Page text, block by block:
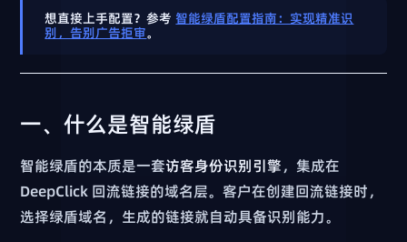
想直接上手配置？参考智能绿盾配置指南：实现精准识
别，告别广告拒审。
一、什么是智能绿盾
智能绿盾的本质是一套访客身份识别引擎，集成在
DeepClick 回流链接的域名层。客户在创建回流链接时，
选择绿盾域名，生成的链接就自动具备识别能力。